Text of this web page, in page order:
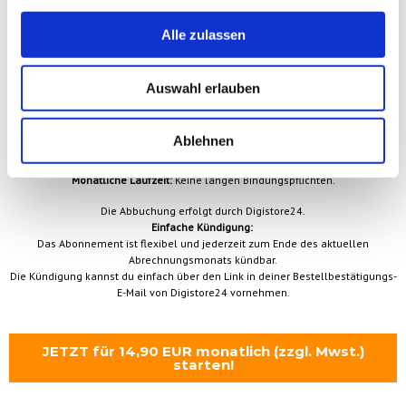
Alle zulassen
Auswahl erlauben
Ablehnen
nutze nach der Bestellung der
Masterclass Praxisworkshop Archive Insights
bitte die „Passwort vergessen“-Funktion auf der Login-Seite der Akademie.
Masterclass Praxisworkshop Archive Insights als
eigenständiges Abonnement
Sichere dir gleich heute deinen Zugriff auf die
Archive Insights.
Monatliche Laufzeit:Keine langen Bindungspflichten.
Die Abbuchung erfolgt durch Digistore24.
Einfache Kündigung:
Das Abonnement ist flexibel und jederzeit zum Ende des aktuellen
Abrechnungsmonats kündbar.
Die Kündigung kannst du einfach über den Link in deiner Bestellbestätigungs-
E-Mail von Digistore24 vornehmen.
JETZT für 14,90 EUR monatlich (zzgl. Mwst.)
starten!